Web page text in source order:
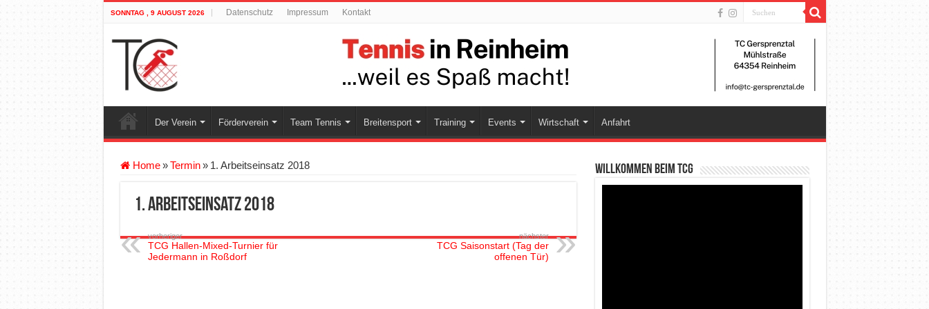
SONNTAG , 9 AUGUST 2026 Datenschutz Impressum Kontakt
Der Verein Förderverein Team Tennis Breitensport Training Events Wirtschaft Anfahrt
Home » Termin » 1. Arbeitseinsatz 2018
1. Arbeitseinsatz 2018
vorheriger
TCG Hallen-Mixed-Turnier für
Jedermann in Roßdorf
nächster
TCG Saisonstart (Tag der
offenen Tür)
Willkommen beim TCG